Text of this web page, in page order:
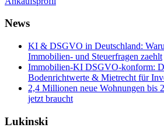
News
KI & DSGVO in Deutschland:
Immobilien- und Steuerfragen zaehlt
Immobilien-KI DSGVO-konform:
Bodenrichtwerte & Mietrecht für
2,4 Millionen neue Wohnungen bis
jetzt braucht
Lukinski